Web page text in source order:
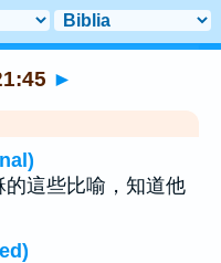
►
這些比喻，知道他